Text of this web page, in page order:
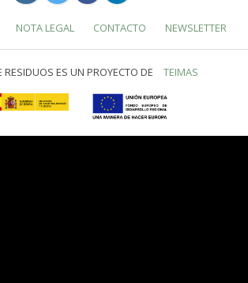
NOTA LEGAL CONTACTO NEWSLETTER
RESIDUOS ES UN PROYECTO DE TEIMAS